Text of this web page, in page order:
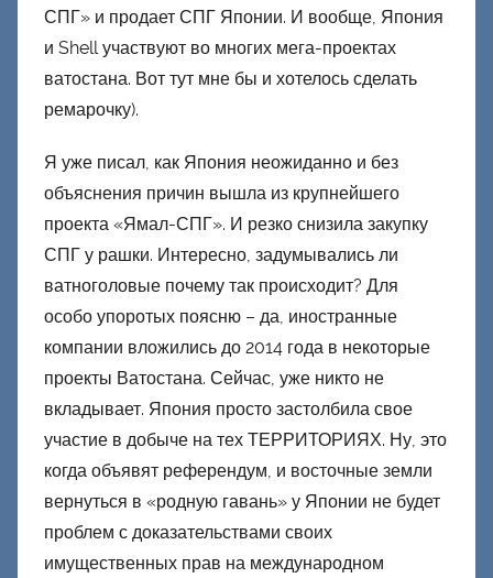
СПГ» и продает СПГ Японии. И вообще, Япония
и Shell участвуют во многих мега-проектах
ватостана. Вот тут мне бы и хотелось сделать
ремарочку).
Я уже писал, как Япония неожиданно и без
объяснения причин вышла из крупнейшего
проекта «Ямал-СПГ». И резко снизила закупку
СПГ у рашки. Интересно, задумывались ли
ватноголовые почему так происходит? Для
особо упоротых поясню – да, иностранные
компании вложились до 2014 года в некоторые
проекты Ватостана. Сейчас, уже никто не
вкладывает. Япония просто застолбила свое
участие в добыче на тех ТЕРРИТОРИЯХ. Ну, это
когда объявят референдум, и восточные земли
вернуться в «родную гавань» у Японии не будет
проблем с доказательствами своих
имущественных прав на международном